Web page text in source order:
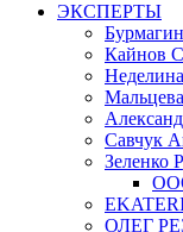
ЭКСПЕРТЫ
Кайнов
Савчук
Зеленко
ОЛЕГ